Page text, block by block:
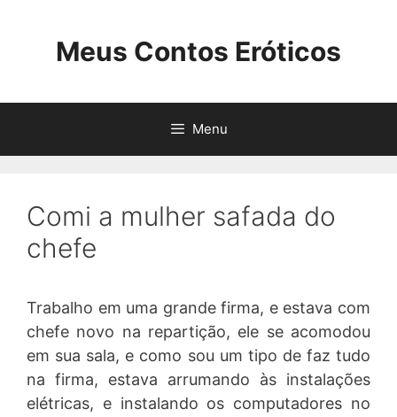
Meus Contos Eróticos
Menu
Comi a mulher safada do
chefe
Trabalho em uma grande firma, e estava com
chefe novo na repartição, ele se acomodou
em sua sala, e como sou um tipo de faz tudo
na firma, estava arrumando às instalações
elétricas, e instalando os computadores no